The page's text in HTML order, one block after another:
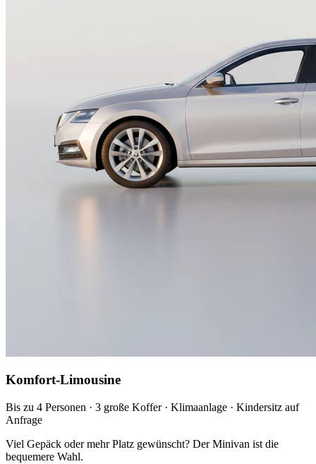
Komfort-Limousine
Bis zu 4 Personen · 3 große Koffer · Klimaanlage · Kindersitz auf
Anfrage
Viel Gepäck oder mehr Platz gewünscht? Der Minivan ist die
bequemere Wahl.